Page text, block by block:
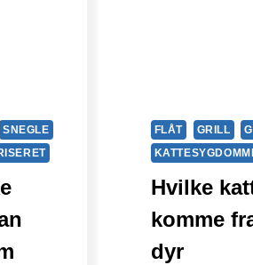
SNEGLE
FLÅT GRILL
Hvilke
komme
dyr